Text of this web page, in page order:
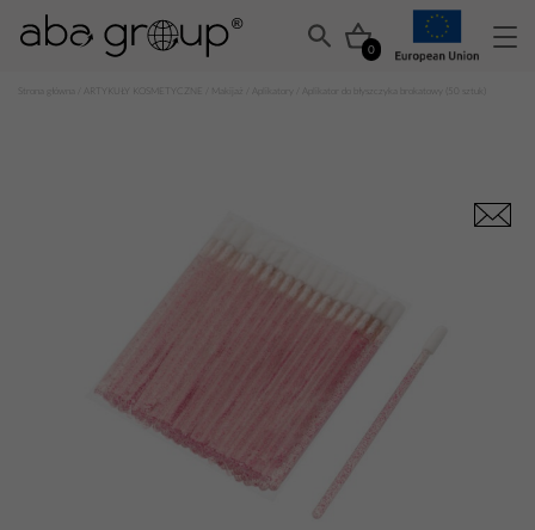
0
ARTYKUŁY KOSMETYCZNE Makijaż